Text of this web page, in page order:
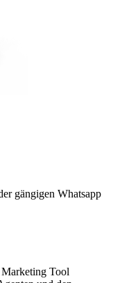
gängigen Whatsapp
Tool